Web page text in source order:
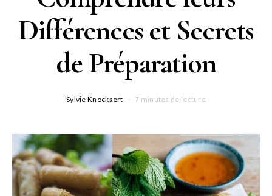
Différences et Secrets
de Préparation
Sylvie Knockaert 7 minutes de lecture